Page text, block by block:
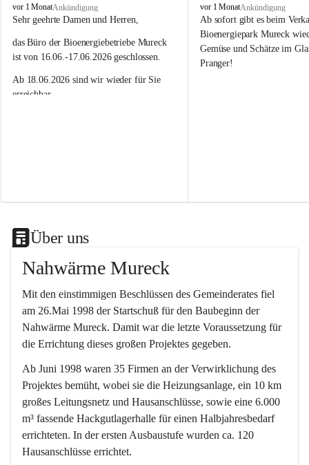
N
a
w
ä
m
e
b
vor 1 MonatAnkündigung
Sehr geehrte Damen und Herren,
das Büro der Bioenergiebetriebe Mureck
ist von 16.06.-17.06.2026 geschlossen.
Ab 18.06.2026 sind wir wieder für Sie
erreichbar.
N
a
h
w
ä
r
b
vor 1 MonatAnkündigung
Ab sofort gibt es beim
Bioenergiepark Mureck
Gemüse und Schätze im
Pranger!
Über uns
Nahwärme Mureck
Mit den einstimmigen Beschlüssen des Gemeinderates fiel
am 26.Mai 1998 der Startschuß für den Baubeginn der
Nahwärme Mureck. Damit war die letzte Voraussetzung für
die Errichtung dieses großen Projektes gegeben.
Ab Juni 1998 waren 35 Firmen an der Verwirklichung des
Projektes bemüht, wobei sie die Heizungsanlage, ein 10 km
großes Leitungsnetz und Hausanschlüsse, sowie eine 6.000
m³ fassende Hackgutlagerhalle für einen Halbjahresbedarf
errichteten. In der ersten Ausbaustufe wurden ca. 120
Hausanschlüsse errichtet.